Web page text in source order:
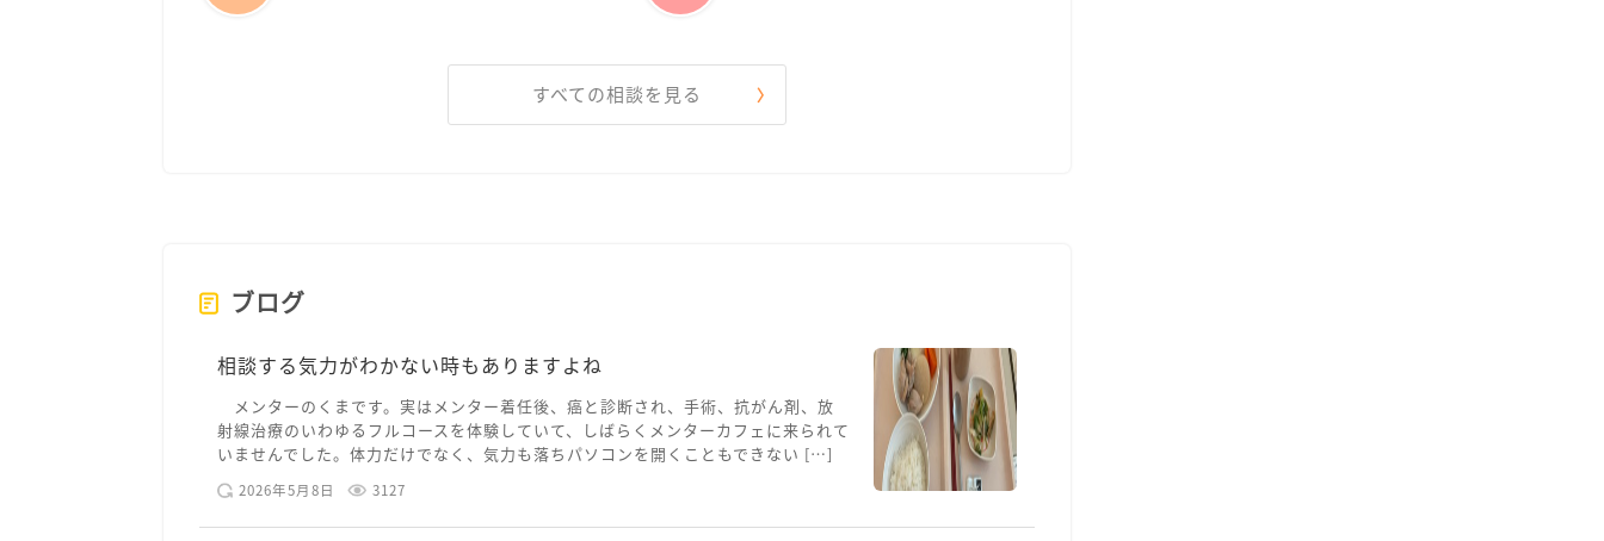
すべての相談を見る
ブログ
相談する気力がわかない時もありますよね
メンターのくまです。実はメンター着任後、癌と診断され、手術、抗がん剤、放
射線治療のいわゆるフルコースを体験していて、しばらくメンターカフェに来られて
いませんでした。体力だけでなく、気力も落ちパソコンを開くこともできない […]
2026年5月8日 3127